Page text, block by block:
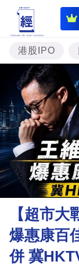
即
投
港股IPO
【超市
爆惠康百
併 冀